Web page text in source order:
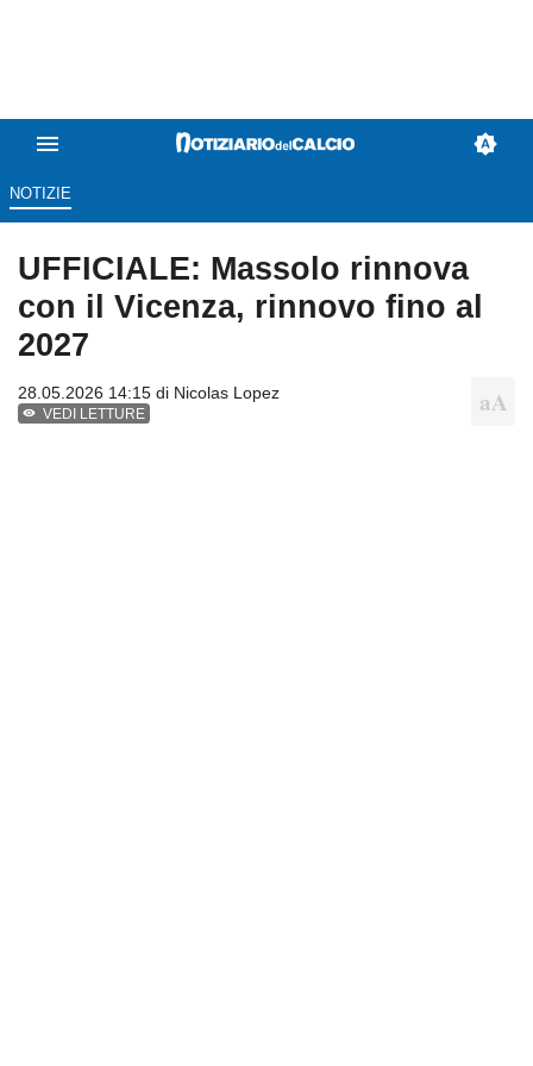
NOTIZIE
UFFICIALE: Massolo rinnova
con il Vicenza, rinnovo fino al
2027
28.05.2026 14:15 di Nicolas Lopez
VEDI LETTURE